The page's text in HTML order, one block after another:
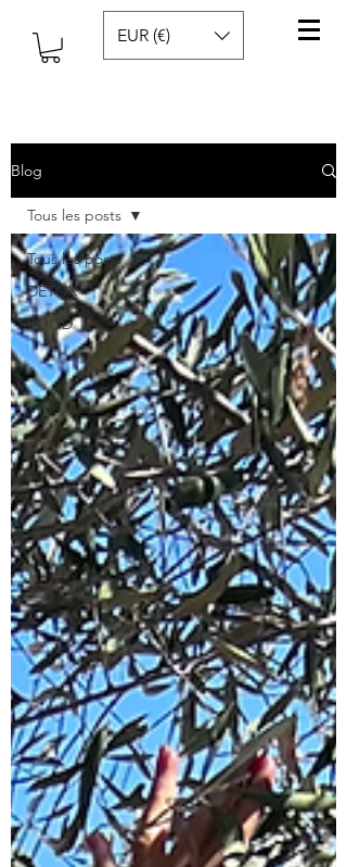
EUR (€)
Blog
Tous les posts
DÉTOX
FOOD
Tous les posts